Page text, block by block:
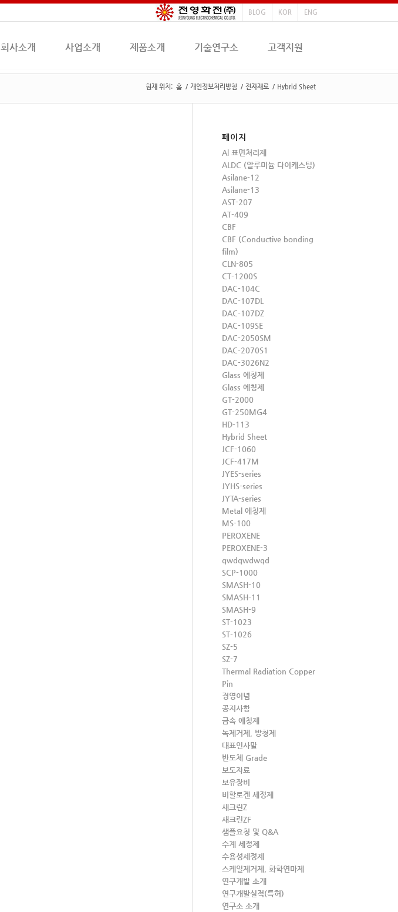
BLOG KOR ENG
회사소개 사업소개 제품소개 기술연구소 고객지원
현재 위치: 홈 / 개인정보처리방침 / 전자재료 / Hybrid Sheet
페이지
Al 표면처리제
ALDC (알루미늄 다이캐스팅)
Asilane-12
Asilane-13
AST-207
AT-409
CBF
CBF (Conductive bonding
film)
CLN-805
CT-1200S
DAC-104C
DAC-107DL
DAC-107DZ
DAC-109SE
DAC-2050SM
DAC-2070S1
DAC-3026N2
Glass 에칭제
Glass 에칭제
GT-2000
GT-250MG4
HD-113
Hybrid Sheet
JCF-1060
JCF-417M
JYES-series
JYHS-series
JYTA-series
Metal 에칭제
MS-100
PEROXENE
PEROXENE-3
qwdqwdwqd
SCP-1000
SMASH-10
SMASH-11
SMASH-9
ST-1023
ST-1026
SZ-5
SZ-7
Thermal Radiation Copper
Pin
경영이념
공지사항
금속 에칭제
녹제거제, 방청제
대표인사말
반도체 Grade
보도자료
보유장비
비할로겐 세정제
새크린Z
새크린ZF
샘플요청 및 Q&A
수계 세정제
수용성세정제
스케일제거제, 화학연마제
연구개발 소개
연구개발실적(특허)
연구소 소개